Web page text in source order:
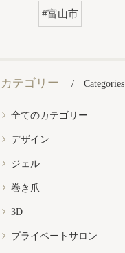
#富山市
カテゴリー Categories
全てのカテゴリー
デザイン
ジェル
巻き爪
3D
プライベートサロン